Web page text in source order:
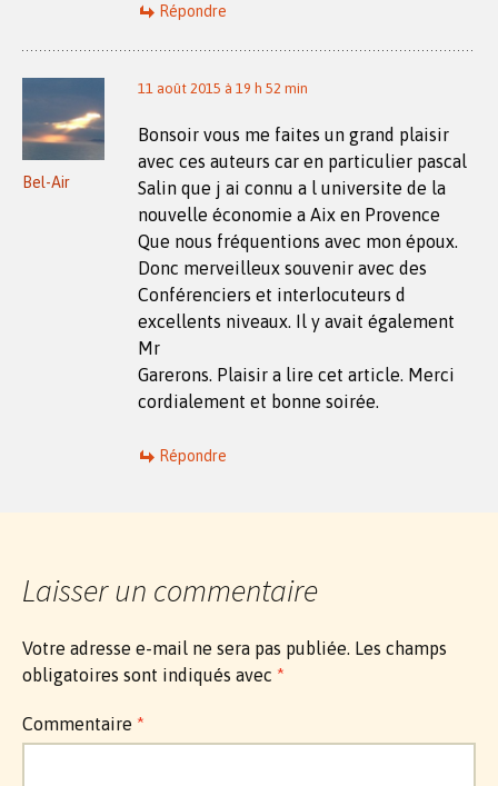
Répondre
Bel-Air
11 août 2015 à 19 h 52 min
Bonsoir vous me faites un grand plaisir
avec ces auteurs car en particulier pascal
Salin que j ai connu a l universite de la
nouvelle économie a Aix en Provence
Que nous fréquentions avec mon époux.
Donc merveilleux souvenir avec des
Conférenciers et interlocuteurs d
excellents niveaux. Il y avait également
Mr
Garerons. Plaisir a lire cet article. Merci
cordialement et bonne soirée.
Répondre
Laisser un commentaire
Votre adresse e-mail ne sera pas publiée. Les champs
obligatoires sont indiqués avec *
Commentaire *